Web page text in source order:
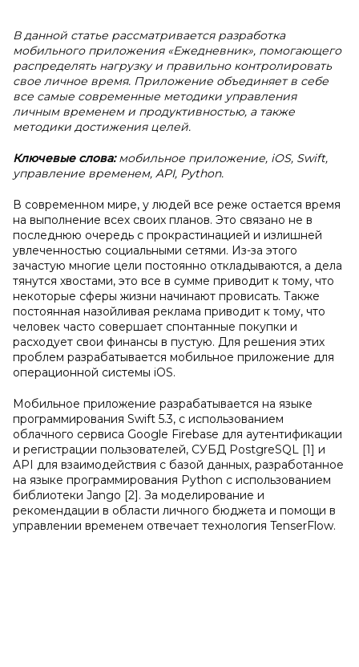
В данной статье рассматривается разработка
мобильного приложения «Ежедневник», помогающего
распределять нагрузку и правильно контролировать
свое личное время. Приложение объединяет в себе
все самые современные методики управления
личным временем и продуктивностью, а также
методики достижения целей.
Ключевые слова:мобильное приложение, iOS, Swift,
управление временем, API, Python.
В современном мире, у людей все реже остается время
на выполнение всех своих планов. Это связано не в
последнюю очередь с прокрастинацией и излишней
увлеченностью социальными сетями. Из-за этого
зачастую многие цели постоянно откладываются, а дела
тянутся хвостами, это все в сумме приводит к тому, что
некоторые сферы жизни начинают провисать. Также
постоянная назойливая реклама приводит к тому, что
человек часто совершает спонтанные покупки и
расходует свои финансы в пустую. Для решения этих
проблем разрабатывается мобильное приложение для
операционной системы iOS.
Мобильное приложение разрабатывается на языке
программирования Swift 5.3, с использованием
облачного сервиса Google Firebase для аутентификации
и регистрации пользователей, СУБД PostgreSQL [1] и
API для взаимодействия с базой данных, разработанное
на языке программирования Python с использованием
библиотеки Jango [2]. За моделирование и
рекомендации в области личного бюджета и помощи в
управлении временем отвечает технология TenserFlow.